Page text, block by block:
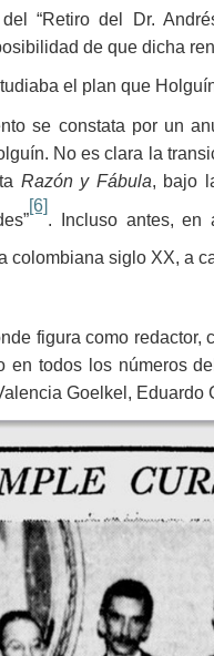
“Retiro del Dr.
de que dicha
el plan que
se constata por un
No es clara la
Razón y Fábula, bajo
[6]
. Incluso antes, en
colombiana siglo XX, a
figura como
en todos los números
Goelkel, Eduardo